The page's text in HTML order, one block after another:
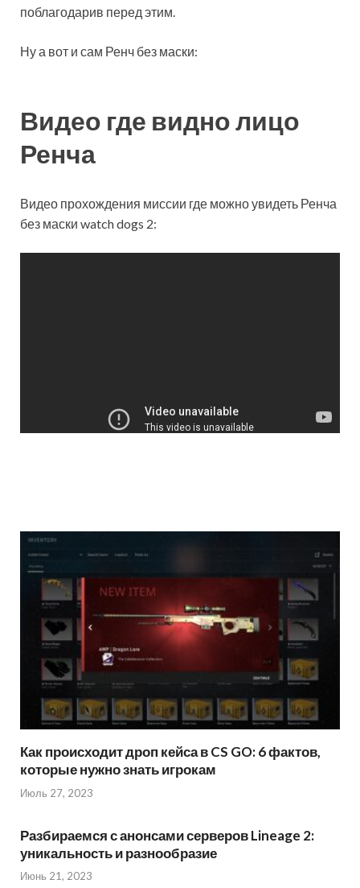
поблагодарив перед этим.
Ну а вот и сам Ренч без маски:
Видео где видно лицо
Ренча
Видео прохождения миссии где можно увидеть Ренча
без маски watch dogs 2:
Как происходит дроп кейса в CS GO: 6 фактов,
которые нужно знать игрокам
Июль 27, 2023
Разбираемся с анонсами серверов Lineage 2:
уникальность и разнообразие
Июнь 21, 2023